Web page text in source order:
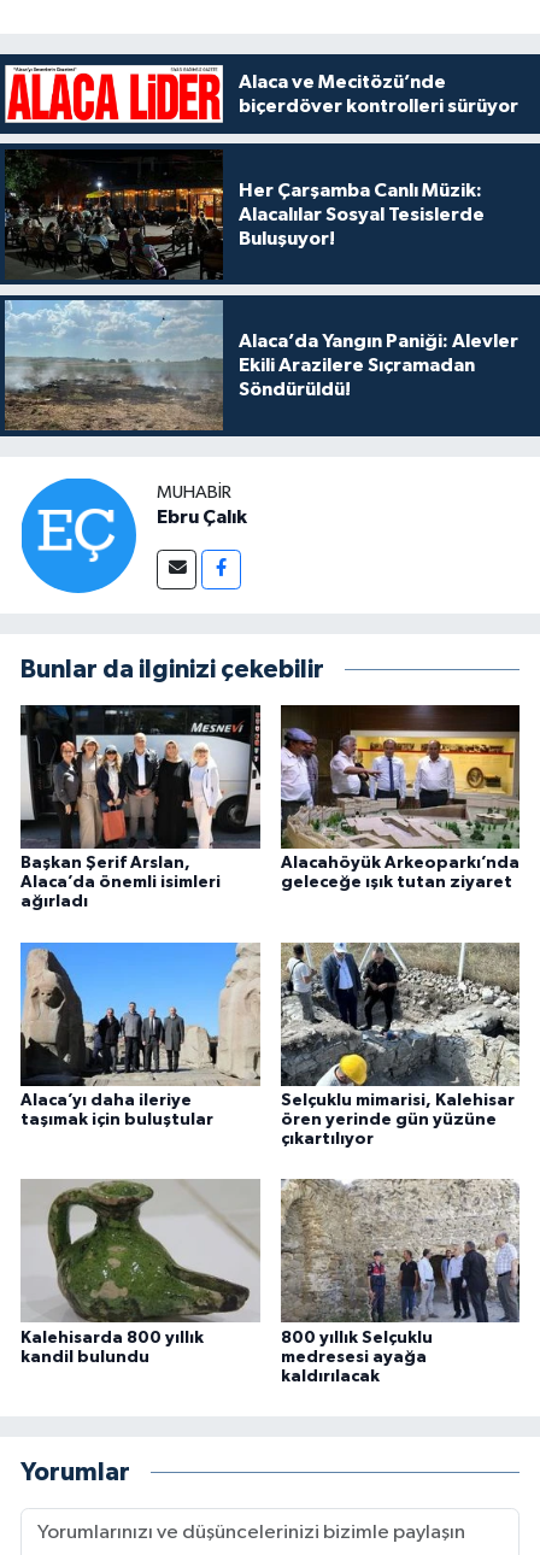
Alaca ve Mecitözü’nde
biçerdöver kontrolleri sürüyor
Her Çarşamba Canlı Müzik:
Alacalılar Sosyal Tesislerde
Buluşuyor!
Alaca’da Yangın Paniği: Alevler
Ekili Arazilere Sıçramadan
Söndürüldü!
MUHABIR
Ebru Çalık
Bunlar da ilginizi çekebilir
Başkan Şerif Arslan,
Alaca’da önemli isimleri
ağırladı
Alacahöyük Arkeoparkı’nda
geleceğe ışık tutan ziyaret
Alaca’yı daha ileriye
taşımak için buluştular
Selçuklu mimarisi, Kalehisar
ören yerinde gün yüzüne
çıkartılıyor
Kalehisarda 800 yıllık
kandil bulundu
800 yıllık Selçuklu
medresesi ayağa
kaldırılacak
Yorumlar